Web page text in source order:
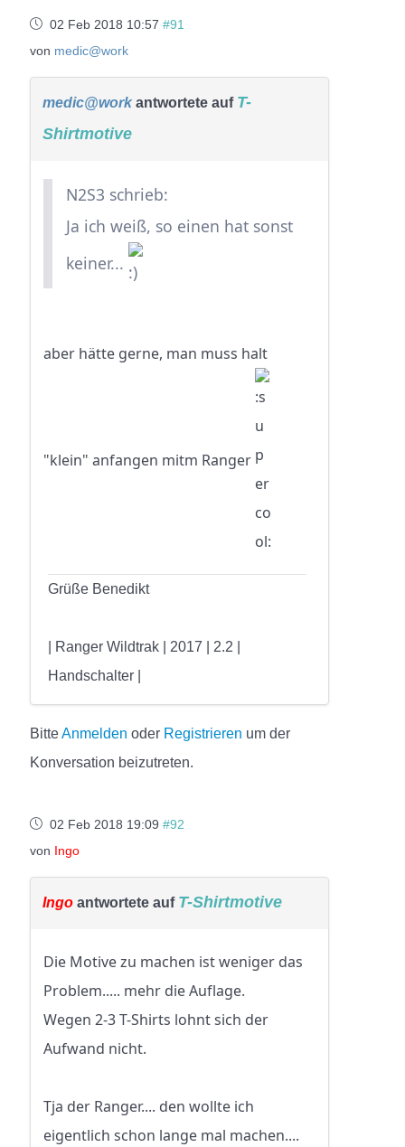
02 Feb 2018 10:57 #91
von medic@work
medic@workantwortete auf T-
Shirtmotive
N2S3 schrieb:
Ja ich weiß, so einen hat sonst
keiner...
aber hätte gerne, man muss halt
"klein" anfangen mitm Ranger
Grüße Benedikt
| Ranger Wildtrak | 2017 | 2.2 |
Handschalter |
BitteAnmelden oder Registrieren um der
Konversation beizutreten.
02 Feb 2018 19:09 #92
von
Ingo
Ingo antwortete auf T-Shirtmotive
Die Motive zu machen ist weniger das
Problem..... mehr die Auflage.
Wegen 2-3 T-Shirts lohnt sich der
Aufwand nicht.
Tja der Ranger.... den wollte ich
eigentlich schon lange mal machen....